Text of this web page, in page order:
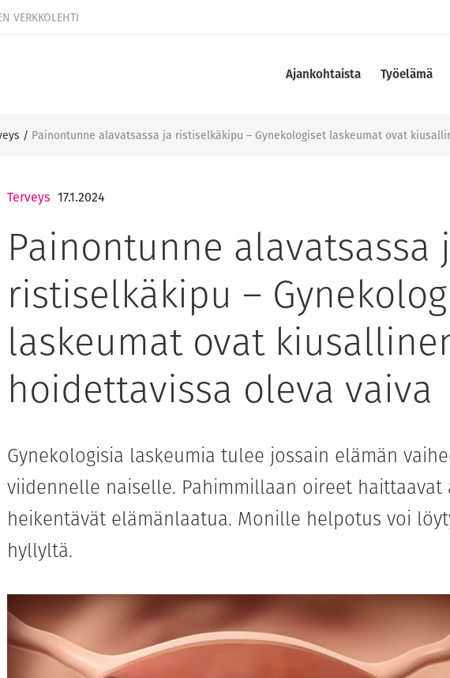
VERKKOLEHTI
Ajankohtaista Työelämä
/ Painontunne alavatsassa ja ristiselkäkipu – Gynekologiset laskeumat ovat
Terveys 17.1.2024
Painontunne alavatsassa
ristiselkäkipu –
laskeumat ovat
hoidettavissa oleva vaiva
Gynekologisia laskeumia tulee jossain elämän
viidennelle naiselle. Pahimmillaan oireet haittaavat
heikentävät elämänlaatua. Monille helpotus voi
hyllyltä.